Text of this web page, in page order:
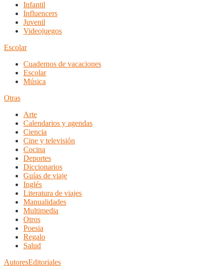
Infantil
Influencers
Juvenil
Videojuegos
Escolar
Cuadernos de vacaciones
Escolar
Música
Otras
Arte
Calendarios y agendas
Ciencia
Cine y televisión
Cocina
Deportes
Diccionarios
Guías de viaje
Inglés
Literatura de viajes
Manualidades
Multimedia
Otros
Poesia
Regalo
Salud
AutoresEditoriales